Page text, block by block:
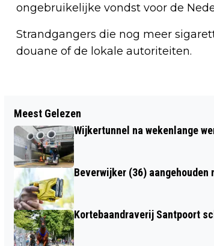
ongebruikelijke vondst voor de
Strandgangers die nog meer
douane of de lokale autoriteiten.
TELSTAR WINT
DOOR ZEGES OP KONINKLIJKE
KATWIJK
Meest Gelezen
Wijkertunnel na wekenlange
Beverwijker (36)
Kortebaandraverij Santpoort